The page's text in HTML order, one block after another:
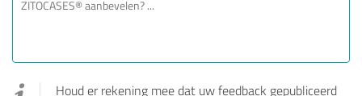
Houd er rekening mee dat uw feedback gepubliceerd